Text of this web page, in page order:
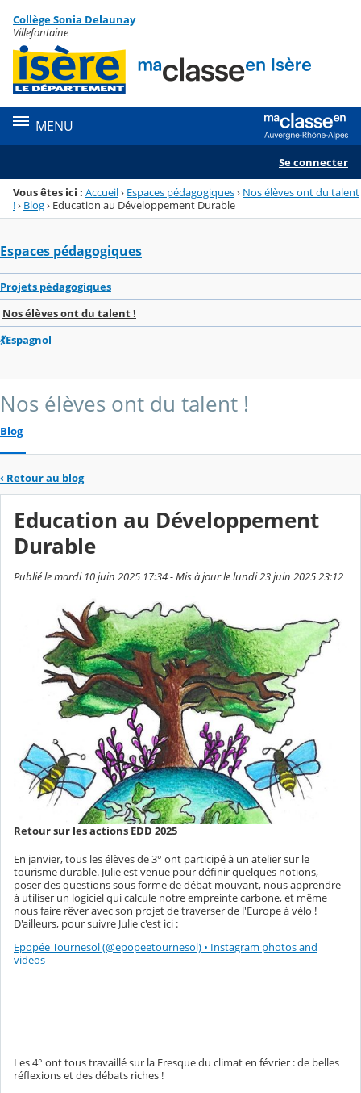
Menu de la rubrique
Contenu
Collège Sonia Delaunay
Villefontaine
MENU
Se connecter
Vous êtes ici : Accueil› Espaces pédagogiques› Nos élèves ont du talent
!› Blog› Education au Développement Durable
Espaces pédagogiques
Projets pédagogiques
Nos élèves ont du talent !
💃Espagnol
Nos élèves ont du talent !
Blog
‹ Retour au blog
Education au Développement
Durable
Publié le mardi 10 juin 2025 17:34 - Mis à jour le lundi 23 juin 2025 23:12
Retour sur les actions EDD 2025
En janvier, tous les élèves de 3° ont participé à un atelier sur le
tourisme durable. Julie est venue pour définir quelques notions,
poser des questions sous forme de débat mouvant, nous apprendre
à utiliser un logiciel qui calcule notre empreinte carbone, et même
nous faire rêver avec son projet de traverser de l'Europe à vélo !
D'ailleurs, pour suivre Julie c'est ici :
Epopée Tournesol (@epopeetournesol) • Instagram photos and
videos
Les 4° ont tous travaillé sur la Fresque du climat en février : de belles
réflexions et des débats riches !